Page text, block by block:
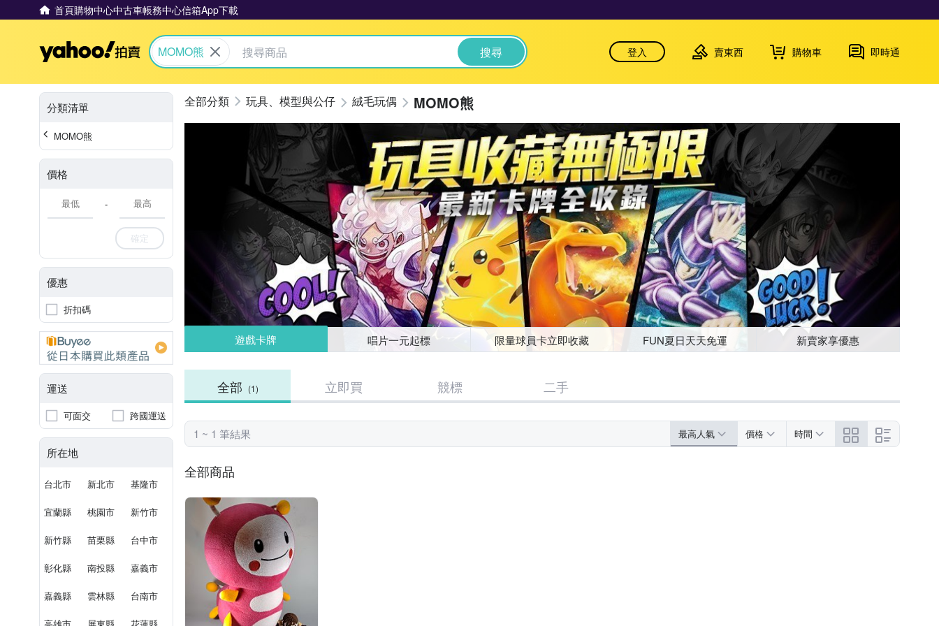
首頁購物中心中古車帳務中心信箱App下載
Yahoo拍賣
MOMO熊 搜尋 登入 賣東西 購物車 即時通
分類清單
MOMO熊
價格
-
確定
優惠
折扣碼
運送
可面交 跨國運送
所在地
台北市 新北市 基隆市
宜蘭縣 桃園市 新竹市
新竹縣 苗栗縣 台中市
彰化縣 南投縣 嘉義市
嘉義縣 雲林縣 台南市
玩具、模型與公仔 絨毛玩偶 MOMO熊
遊戲卡牌 唱片一元起標 限量球員卡立即收藏 FUN夏日天天免運 新賣家享優惠
全部 (1) 立即買 競標 二手
1 ~ 1 筆結果 最高人氣 價格 時間
全部商品